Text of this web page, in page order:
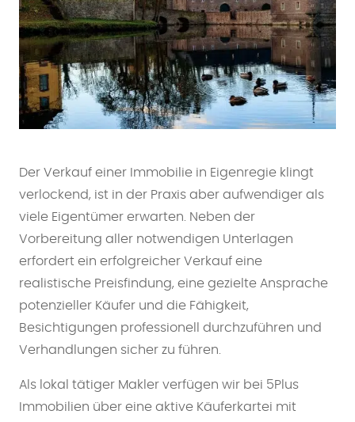
Der Verkauf einer Immobilie in Eigenregie klingt
verlockend, ist in der Praxis aber aufwendiger als
viele Eigentümer erwarten. Neben der
Vorbereitung aller notwendigen Unterlagen
erfordert ein erfolgreicher Verkauf eine
realistische Preisfindung, eine gezielte Ansprache
potenzieller Käufer und die Fähigkeit,
Besichtigungen professionell durchzuführen und
Verhandlungen sicher zu führen.
Als lokal tätiger Makler verfügen wir bei 5Plus
Immobilien über eine aktive Käuferkartei mit